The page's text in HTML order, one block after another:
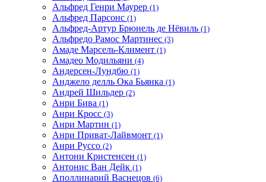
Альфред Генри Маурер (1)
Альфред Парсонс (1)
Альфред-Артур Брюнель де Нёвиль (1)
Альфредо Рамос Мартинес (3)
Амаде Марсель-Климент (1)
Амадео Модильяни (4)
Андерсен-Лундбю (1)
Анджело делль Ока Бьянка (1)
Андрей Шильдер (2)
Анри Бива (1)
Анри Кросс (3)
Анри Мартин (1)
Анри Приват-Лайвмонт (1)
Анри Руссо (2)
Антони Кристенсен (1)
Антонис Ван Дейк (1)
Аполлинарий Васнецов (6)